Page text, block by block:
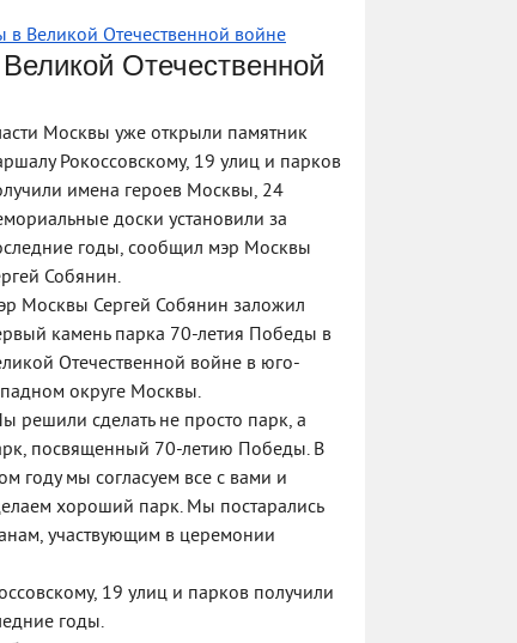
Великой Отечественной войне
Отечественной
Москвы уже открыли памятник
Рокоссовскому, 19 улиц и парков
имена героев Москвы, 24
доски установили за
годы, сообщил мэр Москвы
Собянин.
Москвы Сергей Собянин заложил
камень парка 70-летия Победы в
Отечественной войне в юго-
округе Москвы.
решили сделать не просто парк, а
посвященный 70-летию Победы. В
году мы согласуем все с вами и
хороший парк. Мы постарались
участвующим в церемонии
19 улиц и парков получили
годы.